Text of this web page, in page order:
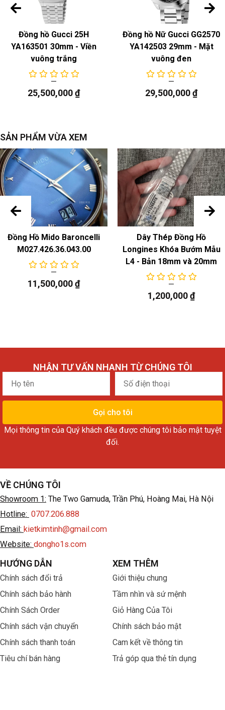
Đồng hồ Gucci 25H
YA163501 30mm - Viền
vuông trắng
25,500,000₫
Đồng hồ Nữ Gucci GG2570
YA142503 29mm - Mặt
vuông đen
29,500,000₫
SẢN PHẨM VỪA XEM
Đồng Hồ Mido Baroncelli
M027.426.36.043.00
11,500,000₫
Dây Thép Đồng Hồ
Longines Khóa Bướm Mẫu
L4 - Bản 18mm và 20mm
1,200,000₫
NHẬN TƯ VẤN NHANH TỪ CHÚNG TÔI
Họ
tên
điện
thoại
Gọi cho tôi
Mọi thông tin của Quý khách đều được chúng tôi bảo mật tuyệt
đối.
VỀ CHÚNG TÔI
Showroom 1: The Two Gamuda, Trần Phú, Hoàng Mai, Hà Nội
Hotline: 0707.206.888
Email: kietkimtinh@gmail.com
Website: dongho1s.com
HƯỚNG DẪN
Chính sách đổi trả
Chính sách bảo hành
Chính Sách Order
Chính sách vận chuyển
Chính sách thanh toán
Tiêu chí bán hàng
XEM THÊM
Giới thiệu chung
Tầm nhìn và sứ mệnh
Giỏ Hàng Của Tôi
Chính sách bảo mật
Cam kết về thông tin
Trả góp qua thẻ tín dụng